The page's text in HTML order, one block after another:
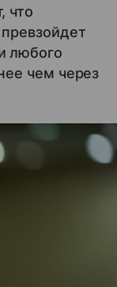
что
любого
чем через